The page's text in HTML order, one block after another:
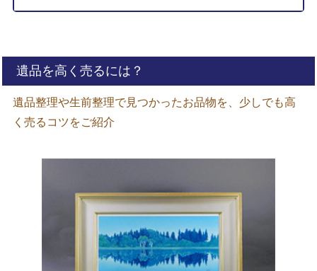
遺品を高く売るには？
遺品整理や生前整理で見つかったお品物を、少しでも高
く売るコツをご紹介